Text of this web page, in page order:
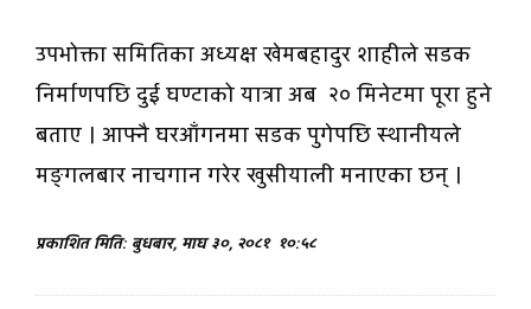
उपभोक्ता समितिका अध्यक्ष खेमबहादुर शाहीले सडक
निर्माणपछि दुई घण्टाको यात्रा अब २० मिनेटमा पूरा हुने
बताए । आफ्नै घरआँगनमा सडक पुगेपछि स्थानीयले
मङ्गलबार नाचगान गरेर खुसीयाली मनाएका छन् ।
प्रकाशित मिति: बुधबार, माघ ३०, २०८१ १०:५८